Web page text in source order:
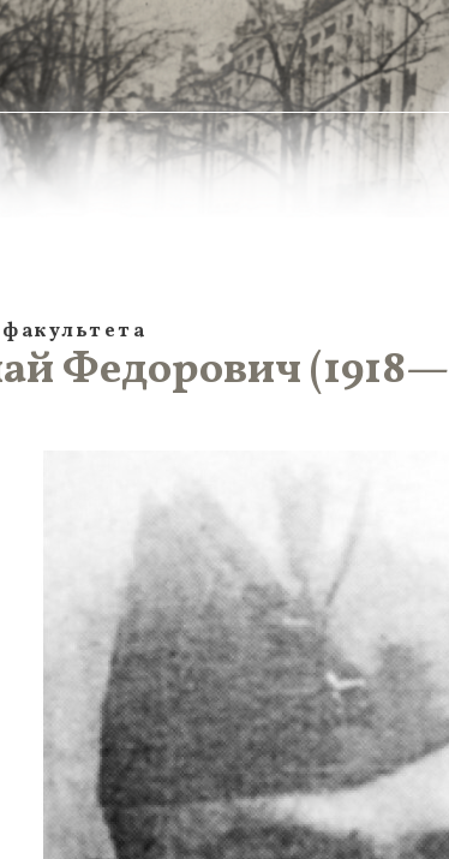
Федорович (1918—